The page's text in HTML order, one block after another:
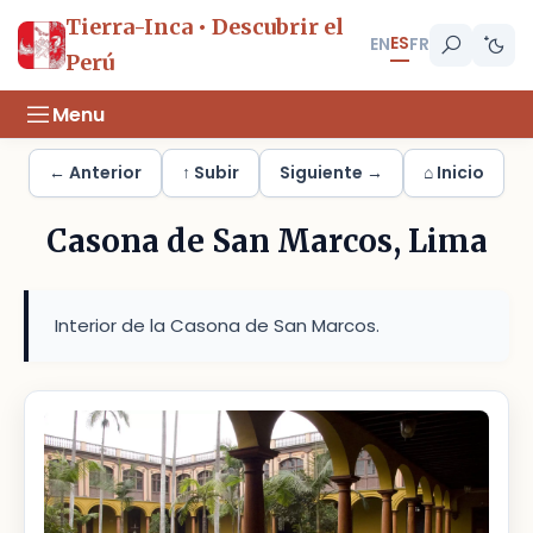
Tierra-Inca • Descubrir el
Perú
ENESFR
Menu
← Anterior ↑ Subir Siguiente → ⌂ Inicio
Casona de San Marcos, Lima
Interior de la Casona de San Marcos.